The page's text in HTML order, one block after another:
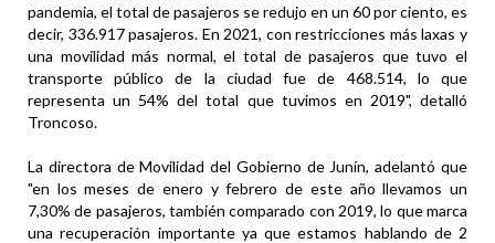
pandemia, el total de pasajeros se redujo en un 60 por ciento, es
decir, 336.917 pasajeros. En 2021, con restricciones más laxas y
una movilidad más normal, el total de pasajeros que tuvo el
transporte público de la ciudad fue de 468.514, lo que
representa un 54% del total que tuvimos en 2019", detalló
Troncoso.
La directora de Movilidad del Gobierno de Junín, adelantó que
"en los meses de enero y febrero de este año llevamos un
7,30% de pasajeros, también comparado con 2019, lo que marca
una recuperación importante ya que estamos hablando de 2